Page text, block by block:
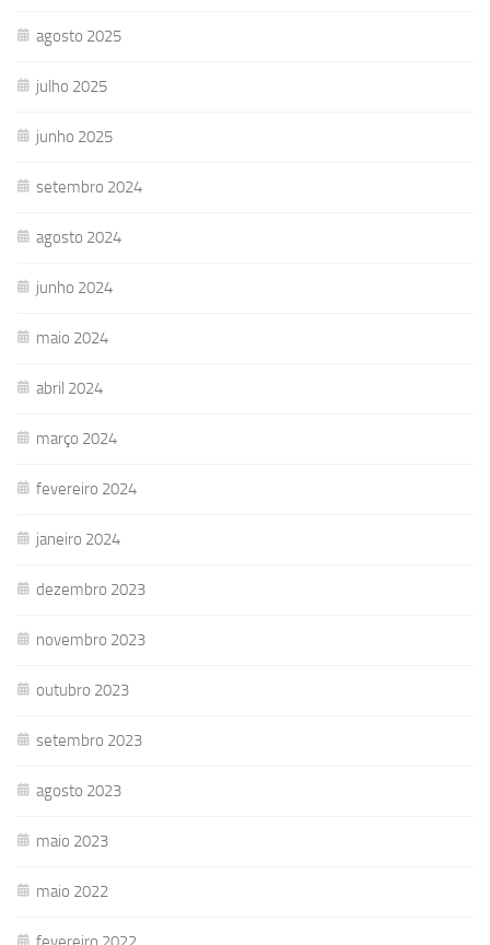
agosto 2025
julho 2025
junho 2025
setembro 2024
agosto 2024
junho 2024
maio 2024
abril 2024
março 2024
fevereiro 2024
janeiro 2024
dezembro 2023
novembro 2023
outubro 2023
setembro 2023
agosto 2023
maio 2023
maio 2022